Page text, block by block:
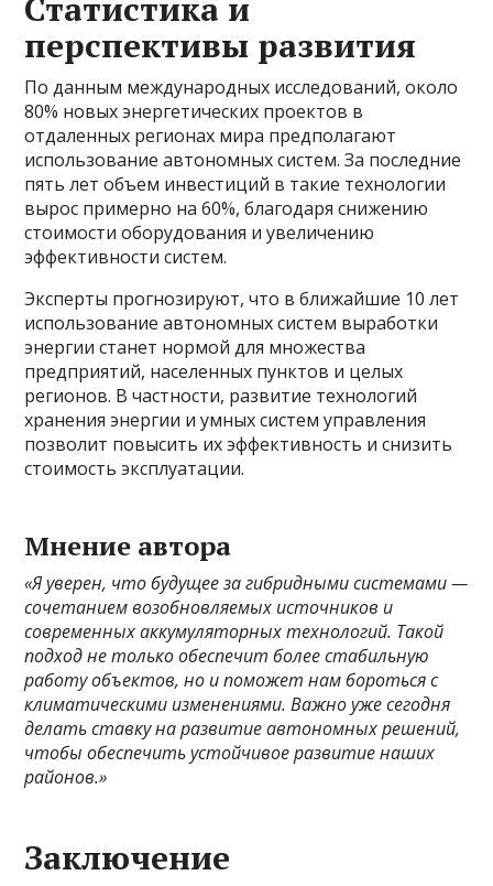
Статистика и
перспективы развития
По данным международных исследований, около
80% новых энергетических проектов в
отдаленных регионах мира предполагают
использование автономных систем. За последние
пять лет объем инвестиций в такие технологии
вырос примерно на 60%, благодаря снижению
стоимости оборудования и увеличению
эффективности систем.
Эксперты прогнозируют, что в ближайшие 10 лет
использование автономных систем выработки
энергии станет нормой для множества
предприятий, населенных пунктов и целых
регионов. В частности, развитие технологий
хранения энергии и умных систем управления
позволит повысить их эффективность и снизить
стоимость эксплуатации.
Мнение автора
«Я уверен, что будущее за гибридными системами —
сочетанием возобновляемых источников и
современных аккумуляторных технологий. Такой
подход не только обеспечит более стабильную
работу объектов, но и поможет нам бороться с
климатическими изменениями. Важно уже сегодня
делать ставку на развитие автономных решений,
чтобы обеспечить устойчивое развитие наших
районов.»
Заключение